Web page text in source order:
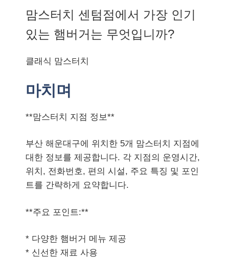
맘스터치 센텀점에서 가장 인기
있는 햄버거는 무엇입니까?
클래식 맘스터치
마치며
**맘스터치 지점 정보**
부산 해운대구에 위치한 5개 맘스터치 지점에
대한 정보를 제공합니다. 각 지점의 운영시간,
위치, 전화번호, 편의 시설, 주요 특징 및 포인
트를 간략하게 요약합니다.
**주요 포인트:**
* 다양한 햄버거 메뉴 제공
* 신선한 재료 사용